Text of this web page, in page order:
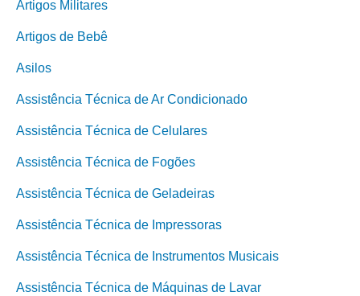
Artigos Militares
Artigos de Bebê
Asilos
Assistência Técnica de Ar Condicionado
Assistência Técnica de Celulares
Assistência Técnica de Fogões
Assistência Técnica de Geladeiras
Assistência Técnica de Impressoras
Assistência Técnica de Instrumentos Musicais
Assistência Técnica de Máquinas de Lavar